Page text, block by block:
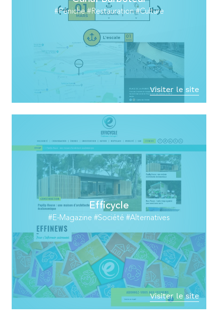
#Péniche #Restauration #Culture
Visiter le site
Efficycle
#E-Magazine #Société #Alternatives
Visiter le site